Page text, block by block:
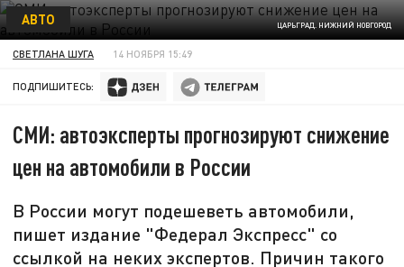
ЦАРЬГРАД. НИЖНИЙ НОВГОРОД
АВТО
СВЕТЛАНА ШУГА 14 НОЯБРЯ 15:49
ПОДПИШИТЕСЬ:
СМИ: автоэксперты прогнозируют снижение
цен на автомобили в России
В России могут подешеветь автомобили,
пишет издание "Федерал Экспресс" со
ссылкой на неких экспертов. Причин такого